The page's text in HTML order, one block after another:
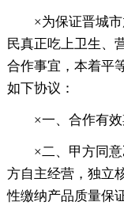
×为保证晋城
民真正吃上卫生、
合作事宜，本着平
如下协议：
×一、合作有
×二、甲方同
方自主经营，独立
性缴纳产品质量保